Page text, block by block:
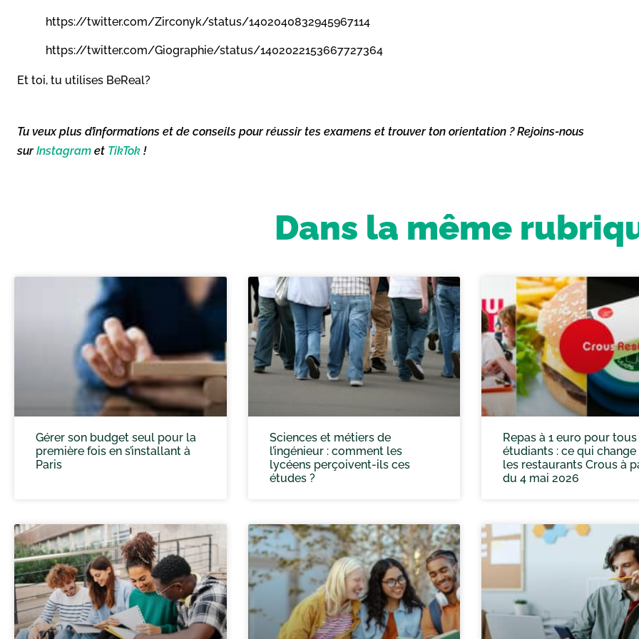
https://twitter.com/Zirconyk/status/1402040832945967114
https://twitter.com/Gi0graphie/status/1402022153667727364
Et toi, tu utilises BeReal?
Tu veux plus d’informations et de conseils pour réussir tes examens et trouver ton orientation ? Rejoins-nous
surInstagram et TikTok !
Dans la même
Gérer son budget seul pour la
première fois en s’installant à
Paris
Sciences et métiers de
l’ingénieur : comment les
lycéens perçoivent-ils ces
études ?
Repas à 1 euro pour
étudiants : ce qui change
les restaurants Crous à
du 4 mai 2026